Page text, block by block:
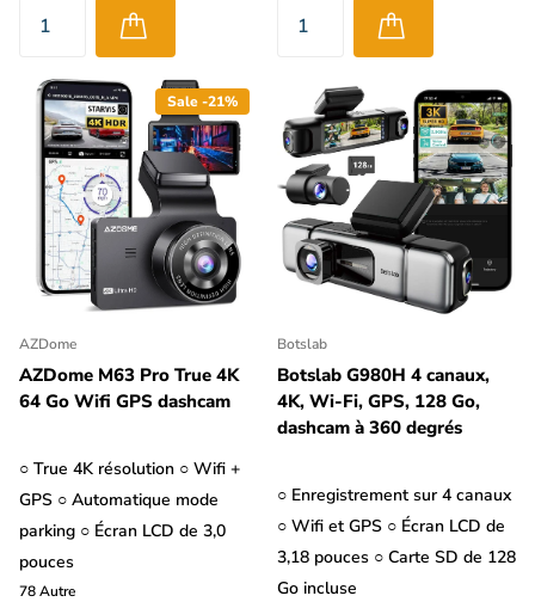
Sale -21%
AZDome
AZDome M63 Pro True 4K
64 Go Wifi GPS dashcam
○ True 4K résolution ○ Wifi +
GPS ○ Automatique mode
parking ○ Écran LCD de 3,0
pouces
78Autre
Botslab
Botslab G980H 4 canaux,
4K, Wi-Fi, GPS, 128 Go,
dashcam à 360 degrés
○ Enregistrement sur 4 canaux
○ Wifi et GPS ○ Écran LCD de
3,18 pouces ○ Carte SD de 128
Go incluse